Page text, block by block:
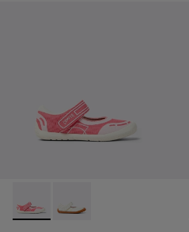
Peu Path - K800692-002 -
Peu Path - K800692-